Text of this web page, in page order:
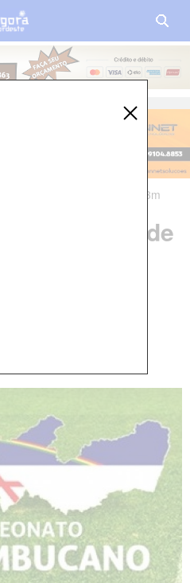
em 24/11/2017 às 07h23m
de
tabela do
2018
fase.